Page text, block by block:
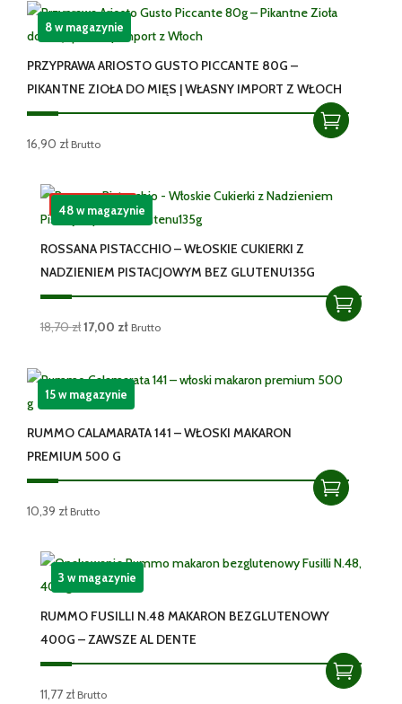
PRZYPRAWA ARIOSTO GUSTO PICCANTE 80G –
PIKANTNE ZIOŁA DO MIĘS | WŁASNY IMPORT Z WŁOCH
16,90 zł Brutto
8 w magazynie
Promocja!
ROSSANA PISTACCHIO – WŁOSKIE CUKIERKI Z
NADZIENIEM PISTACJOWYM BEZ GLUTENU135G
18,70zł
18,70 zł.
17,00 zł
17,00 zł.
Brutto
48 w magazynie
RUMMO CALAMARATA 141 – WŁOSKI MAKARON
PREMIUM 500 G
10,39 zł Brutto
15 w magazynie
RUMMO FUSILLI N.48 MAKARON BEZGLUTENOWY
400G – ZAWSZE AL DENTE
11,77 zł Brutto
3 w magazynie